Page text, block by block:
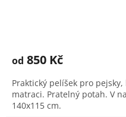
od 850 Kč
Praktický pelíšek pro
matraci. Pratelný potah. V
140x115 cm.